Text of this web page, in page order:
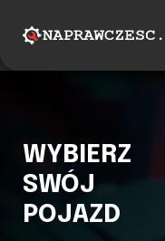
WYBIERZ
SWÓJ
POJAZD